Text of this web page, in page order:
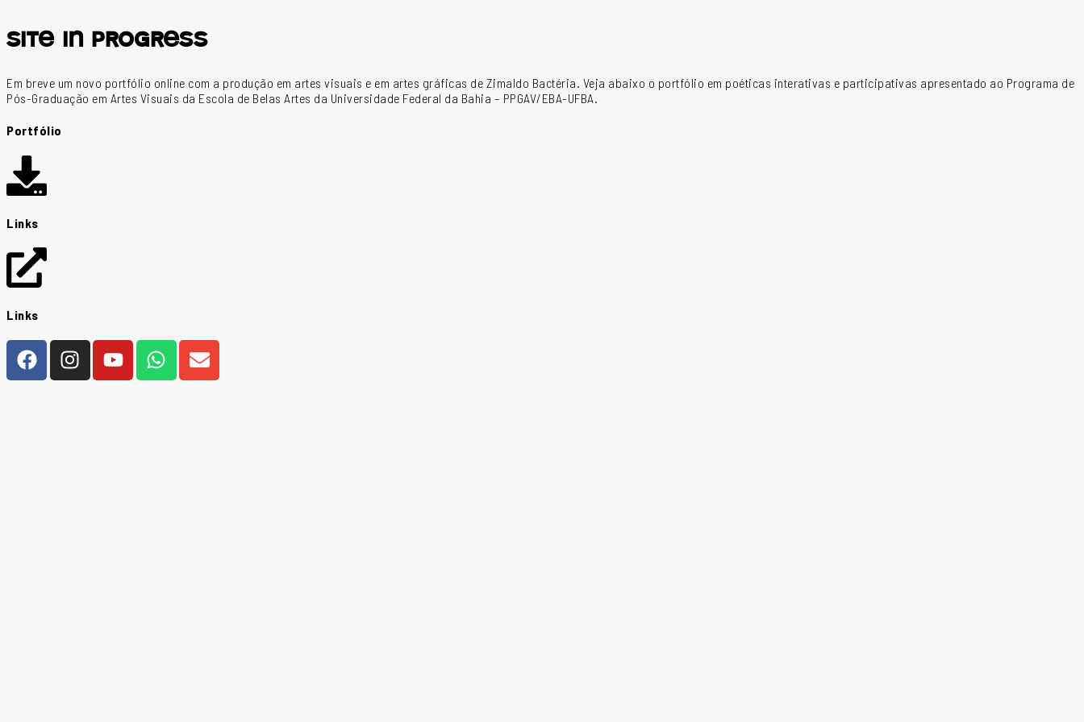
site in progress
Em breve um novo portfólio online com a produção em artes visuais e em artes gráficas de Zimaldo Bactéria. Veja abaixo o portfólio em poéticas interativas e participativas apresentado ao Programa de
Pós-Graduação em Artes Visuais da Escola de Belas Artes da Universidade Federal da Bahia – PPGAV/EBA-UFBA.
Portfólio
Links
Links